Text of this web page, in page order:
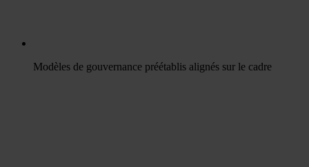
Modèles de gouvernance préétablis alignés sur le cadre